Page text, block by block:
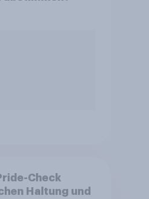
Check
Haltung und